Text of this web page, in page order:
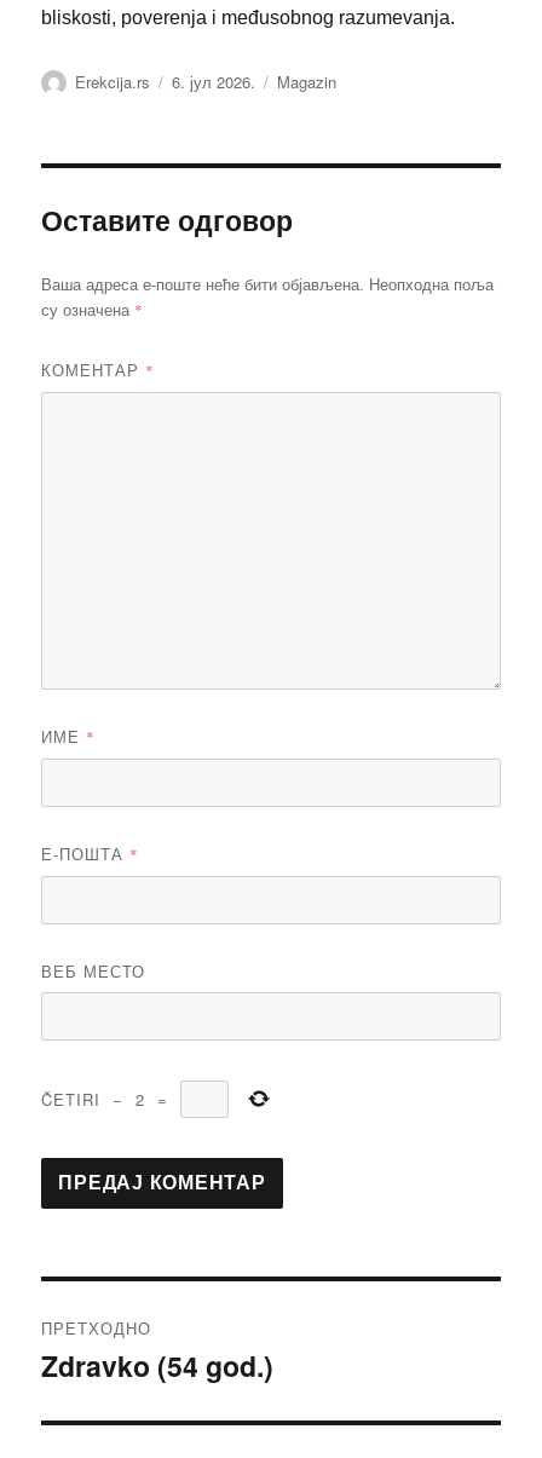
bliskosti, poverenja i međusobnog razumevanja.
Аутор
Erekcija.rs Објављено
6. јул 2026. Категорије
Magazin
Оставите одговор
Ваша адреса е-поште неће бити објављена.
Неопходна поља
су означена *
КОМЕНТАР *
ИМЕ *
Е-ПОШТА *
ВЕБ МЕСТО
ČETIRI − 2 =
чланка
ПРЕТХОДНО
Претходни
Zdravko (54 god.)